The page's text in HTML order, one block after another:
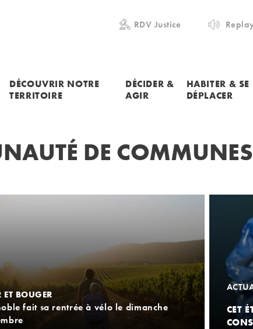
RDV Justice
DÉCOUVRIR NOTRE
TERRITOIRE
DÉCIDER &
AGIR
HABITER & SE
DÉPLACER
DE
ET BOUGER
fait sa rentrée à vélo le dimanche
CET